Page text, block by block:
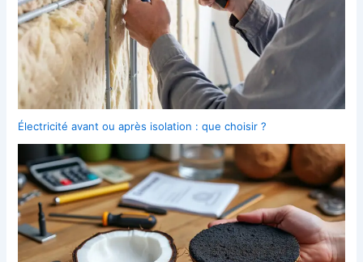
Électricité avant ou après isolation : que choisir ?